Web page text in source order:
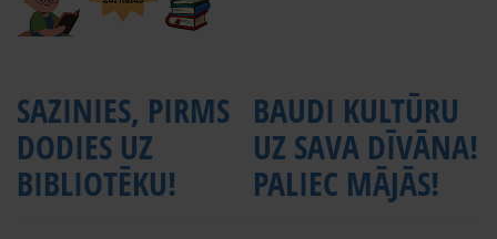
SAZINIES, PIRMS
DODIES UZ
BIBLIOTĒKU!
BAUDI KULTŪRU
UZ SAVA DĪVĀNA!
PALIEC MĀJĀS!